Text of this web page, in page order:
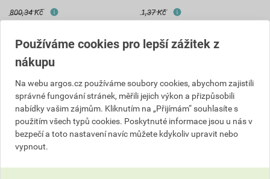
800,34 Kč
cena za ks s DPH
Vyberte si prodejnu
Skladem v (18) prodejnách
ks
Do košíku
725,99 Kč
1,37 Kč
cena za ks s DPH
ks
Do košíku
Používáme cookies pro lepší zážitek z
nákupu
Na webu argos.cz používáme soubory cookies, abychom zajistili
správné fungování stránek, měřili jejich výkon a přizpůsobili
nabídky vašim zájmům. Kliknutím na „Přijímám“ souhlasíte s
použitím všech typů cookies. Poskytnuté informace jsou u nás v
bezpečí a toto nastavení navíc můžete kdykoliv upravit nebo
vypnout.